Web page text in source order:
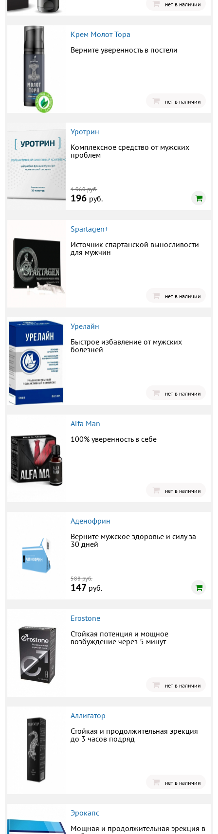
нет в наличии
Крем Молот Тора
Верните уверенность в постели
нет в наличии
Уротрин
Комплексное средство от мужских
проблем
1 960 руб.
196 руб.
Spartagen+
Источник спартанской выносливости
для мужчин
нет в наличии
Урелайн
Быстрое избавление от мужских
болезней
нет в наличии
Alfa Man
100% уверенность в себе
нет в наличии
Аденофрин
Верните мужское здоровье и силу за
30 дней
588 руб.
147 руб.
Erostone
Стойкая потенция и мощное
возбуждение через 5 минут
нет в наличии
Аллигатор
Стойкая и продолжительная эрекция
до 3 часов подряд
нет в наличии
Эрокапс
Мощная и продолжительная эрекция в